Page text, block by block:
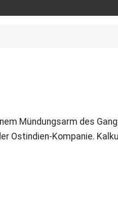
Mündungsarm des
Ostindien-Kompanie.